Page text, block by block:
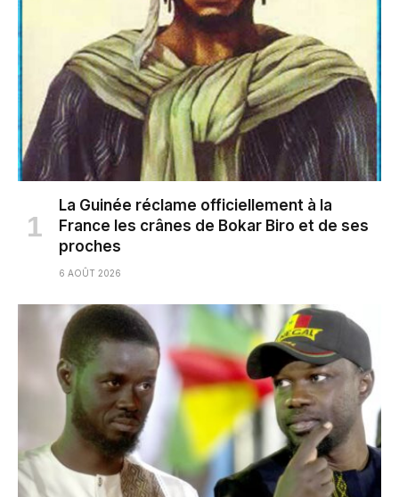
La Guinée réclame officiellement à la
France les crânes de Bokar Biro et de ses
proches
6 AOÛT 2026